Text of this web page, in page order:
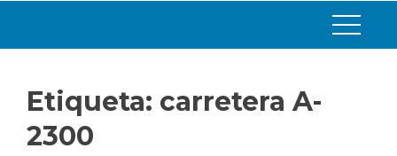
Etiqueta: carretera A-
2300